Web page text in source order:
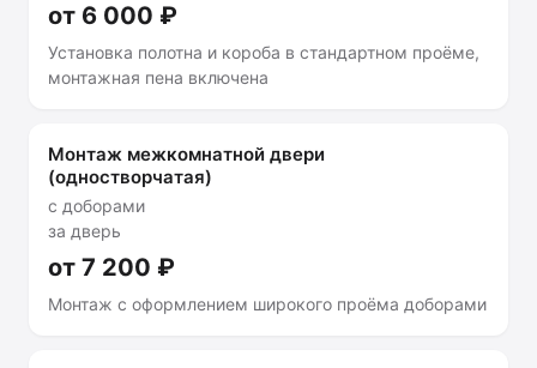
от 6 000 ₽
Установка полотна и короба в стандартном проёме,
монтажная пена включена
Монтаж межкомнатной двери
(одностворчатая)
с доборами
за дверь
от 7 200 ₽
Монтаж с оформлением широкого проёма доборами